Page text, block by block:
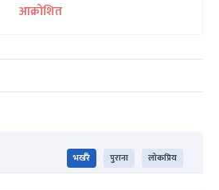
आक्रोशित
भर्खरै पुराना लोकप्रिय